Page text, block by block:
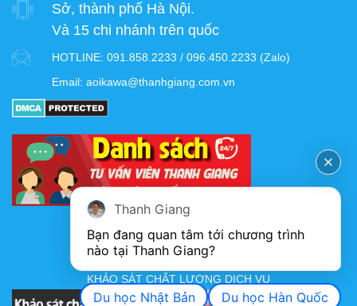
Sở, thành phố Hà Nội.
Và 15 chi nhánh trên quốc
HOTLINE: 091.858.2233 / 096.450.2233 (Zalo)
Email: aoikawa@thanhgiang.com.vn
FANPAGE
KHẢO SÁT CHẤT LƯỢNG DỊCH VỤ
Thanh Giang
Bạn đang quan tâm tới chương trình
nào tại Thanh Giang?
Du học Nhật Bản
Du học Hàn Quốc